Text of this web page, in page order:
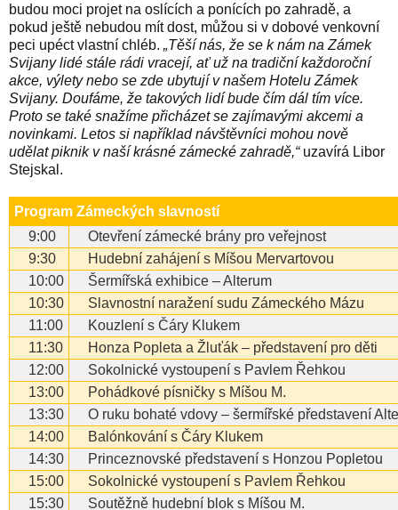
budou moci projet na oslících a ponících po zahradě, a
pokud ještě nebudou mít dost, můžou si v dobové venkovní
peci upéct vlastní chléb. „Těší nás, že se k nám na Zámek
Svijany lidé stále rádi vracejí, ať už na tradiční každoroční
akce, výlety nebo se zde ubytují v našem Hotelu Zámek
Svijany. Doufáme, že takových lidí bude čím dál tím více.
Proto se také snažíme přicházet se zajímavými akcemi a
novinkami. Letos si například návštěvníci mohou nově
udělat piknik v naší krásné zámecké zahradě,“ uzavírá Libor
Stejskal.
Program Zámeckých slavností
9:00
Otevření zámecké brány pro veřejnost
9:30
Hudební zahájení s Míšou Mervartovou
10:00
Šermířská exhibice – Alterum
10:30
Slavnostní naražení sudu Zámeckého Mázu
11:00
Kouzlení s Čáry Klukem
11:30
Honza Popleta a Žluťák – představení pro děti
12:00
Sokolnické vystoupení s Pavlem Řehkou
13:00
Pohádkové písničky s Míšou M.
13:30
O ruku bohaté vdovy – šermířské představení
14:00
Balónkování s Čáry Klukem
14:30
Princeznovské představení s Honzou Popletou
15:00
Sokolnické vystoupení s Pavlem Řehkou
15:30
Soutěžně hudební blok s Míšou M.